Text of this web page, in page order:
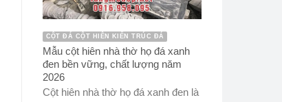
CỘT ĐÁ CỘT HIÊN KIẾN TRÚC ĐÁ
Mẫu cột hiên nhà thờ họ đá xanh
đen bền vững, chất lượng năm
2026
Cột hiên nhà thờ họ đá xanh đen là